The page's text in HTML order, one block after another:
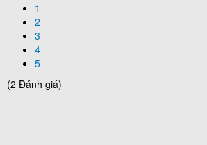
1
2
3
4
5
(2 Đánh giá)